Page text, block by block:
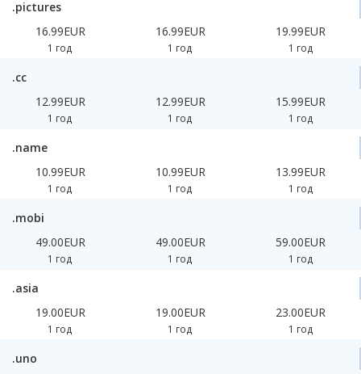
.pictures
16.99EUR
1 год
16.99EUR
1 год
19.99EUR
1 год
.cc
12.99EUR
1 год
12.99EUR
1 год
15.99EUR
1 год
.name
10.99EUR
1 год
10.99EUR
1 год
13.99EUR
1 год
.mobi
49.00EUR
1 год
49.00EUR
1 год
59.00EUR
1 год
.asia
19.00EUR
1 год
19.00EUR
1 год
23.00EUR
1 год
.uno